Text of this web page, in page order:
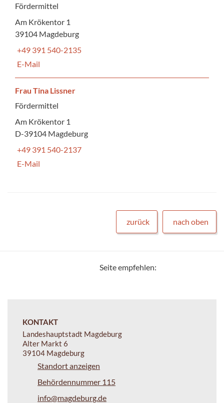
Fördermittel
Am Krökentor 1
39104 Magdeburg
+49 391 540-2135
E-Mail
Frau Tina Lissner
Fördermittel
Am Krökentor 1
D-39104 Magdeburg
+49 391 540-2137
E-Mail
zurück nach oben
Seite empfehlen:
KONTAKT
Landeshauptstadt Magdeburg
Alter Markt 6
39104 Magdeburg
Standort anzeigen
Behördennummer 115
info@magdeburg.de